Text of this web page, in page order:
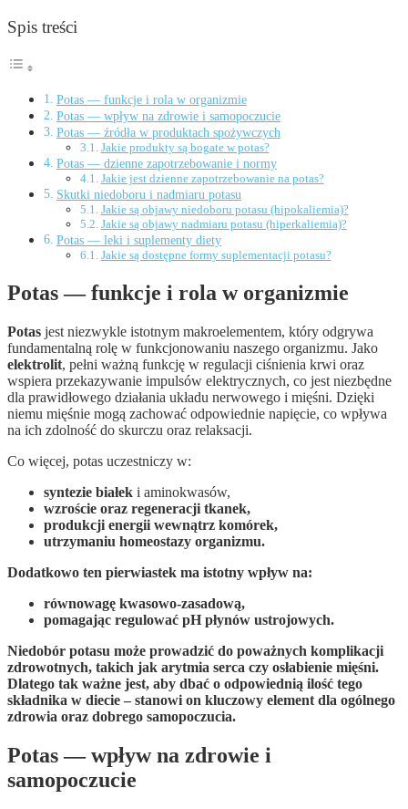
Spis treści
Potas — funkcje i rola w organizmie
Potas — wpływ na zdrowie i samopoczucie
Potas — źródła w produktach spożywczych
Jakie produkty są bogate w potas?
Potas — dzienne zapotrzebowanie i normy
Jakie jest dzienne zapotrzebowanie na potas?
Skutki niedoboru i nadmiaru potasu
Jakie są objawy niedoboru potasu (hipokaliemia)?
Jakie są objawy nadmiaru potasu (hiperkaliemia)?
Potas — leki i suplementy diety
Jakie są dostępne formy suplementacji potasu?
Potas — funkcje i rola w organizmie
Potas jest niezwykle istotnym makroelementem, który odgrywa
fundamentalną rolę w funkcjonowaniu naszego organizmu. Jako
elektrolit, pełni ważną funkcję w regulacji ciśnienia krwi oraz
wspiera przekazywanie impulsów elektrycznych, co jest niezbędne
dla prawidłowego działania układu nerwowego i mięśni. Dzięki
niemu mięśnie mogą zachować odpowiednie napięcie, co wpływa
na ich zdolność do skurczu oraz relaksacji.
Co więcej, potas uczestniczy w:
syntezie białek i aminokwasów,
wzroście oraz regeneracji tkanek,
produkcji energii wewnątrz komórek,
utrzymaniu homeostazy organizmu.
Dodatkowo ten pierwiastek ma istotny wpływ na:
równowagę kwasowo-zasadową,
pomagając regulować pH płynów ustrojowych.
Niedobór potasu może prowadzić do poważnych komplikacji
zdrowotnych, takich jak arytmia serca czy osłabienie mięśni.
Dlatego tak ważne jest, aby dbać o odpowiednią ilość tego
składnika w diecie – stanowi on kluczowy element dla ogólnego
zdrowia oraz dobrego samopoczucia.
Potas — wpływ na zdrowie i
samopoczucie